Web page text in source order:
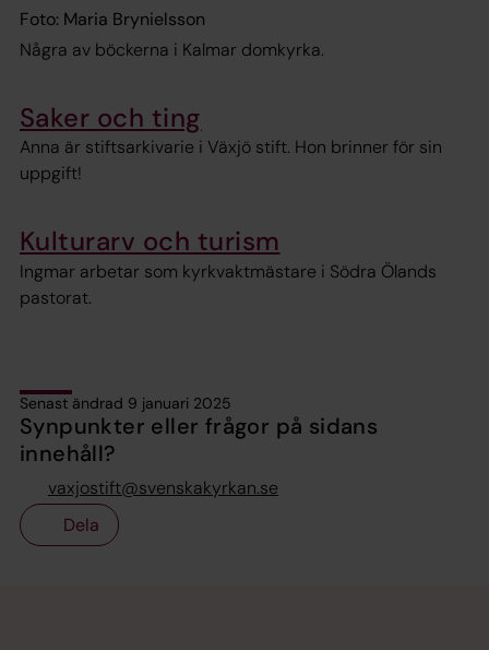
Foto: Maria Brynielsson
Några av böckerna i Kalmar domkyrka.
Saker och ting
Anna är stiftsarkivarie i Växjö stift. Hon brinner för sin
uppgift!
Kulturarv och turism
Ingmar arbetar som kyrkvaktmästare i Södra Ölands
pastorat.
Senast ändrad 9 januari 2025
Synpunkter eller frågor på sidans
innehåll?
vaxjostift@svenskakyrkan.se
Dela